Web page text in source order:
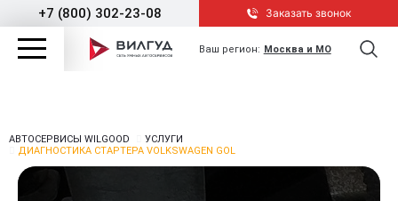
+7 (800) 302-23-08 Заказать звонок
Ваш регион: Москва и МО
АВТОСЕРВИСЫ WILGOOD
УСЛУГИ
ДИАГНОСТИКА СТАРТЕРА VOLKSWAGEN GOL